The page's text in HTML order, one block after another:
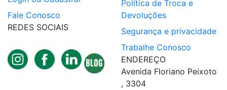
Fale Conosco
REDES SOCIAIS
Política de Troca e
Devoluções
Segurança e privacidade
Trabalhe Conosco
ENDEREÇO
Avenida Floriano Peixoto
, 3304